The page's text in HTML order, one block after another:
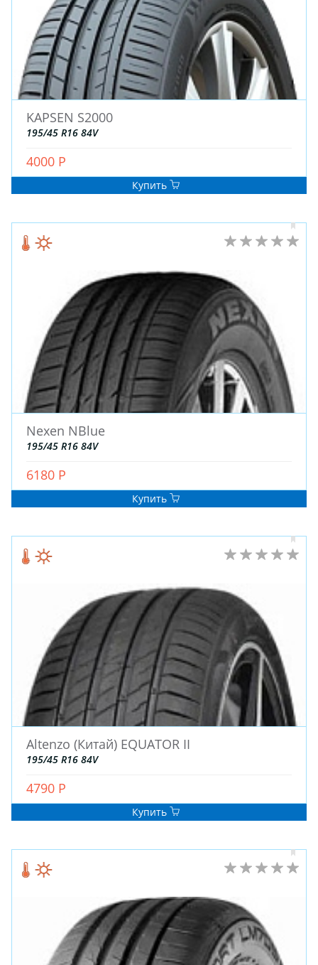
ЗИМНИЕ
ДЛЯ ГРУЗОВЫХ АВТО
ШТАМПОВАНЫЕ
ДЛЯ ГРУЗОВЫХ АВТО
ДЛЯ ГРУЗОВЫХ АВТО
ДЛЯ ЛЕГКОВЫХ АВТО
ШИНЫ
ДИСКИ
АККУМУЛЯТОРЫ
KAPSEN S2000
195/45 R16 84V
4000 Р
Купить
Nexen NBlue
195/45 R16 84V
6180 Р
Купить
Altenzo (Китай) EQUATOR II
195/45 R16 84V
4790 Р
Купить